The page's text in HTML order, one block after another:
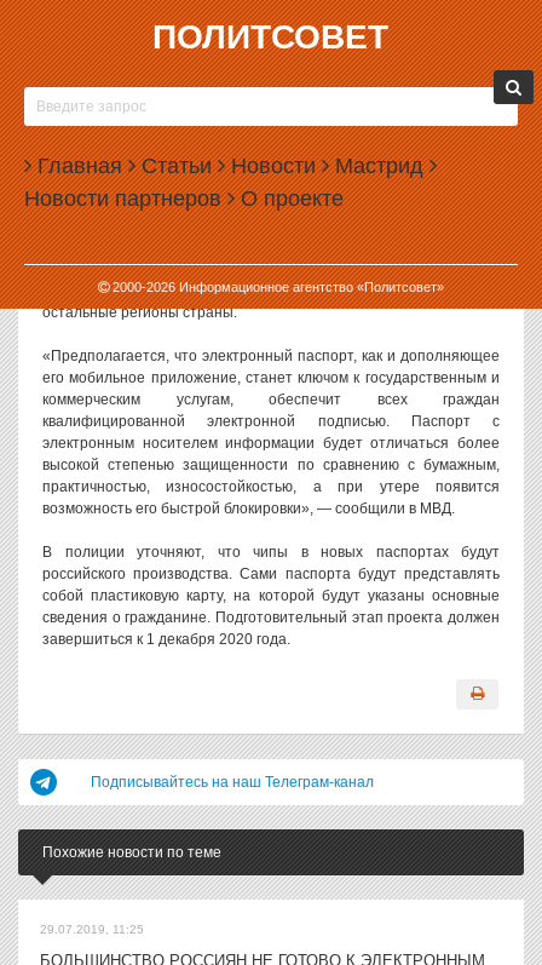
ПОЛИТСОВЕТ
Главная Статьи Новости Мастрид
Новости партнеров О проекте
2000-2026Информационное агентство «Политсовет»
27.11.2020, 14:20
ВЫДАЧА РОССИЯНАМ ЧИПИРОВАННЫХ
ПАСПОРТОВ НАЧНЕТСЯ С МОСКВЫ
МВД анонсировало переход на выдачу россиянам электронных
паспортов. Первыми такие паспорта получат жители Москвы.
Как сообщает пресс-служба МВД, министерство уже
договорилось о выдаче электронных паспортов с правительством
Москвы. Вслед за столицей практику распространят и на
остальные регионы страны.
«Предполагается, что электронный паспорт, как и дополняющее
его мобильное приложение, станет ключом к государственным и
коммерческим услугам, обеспечит всех граждан
квалифицированной электронной подписью. Паспорт с
электронным носителем информации будет отличаться более
высокой степенью защищенности по сравнению с бумажным,
практичностью, износостойкостью, а при утере появится
возможность его быстрой блокировки», — сообщили в МВД.
В полиции уточняют, что чипы в новых паспортах будут
российского производства. Сами паспорта будут представлять
собой пластиковую карту, на которой будут указаны основные
сведения о гражданине. Подготовительный этап проекта должен
завершиться к 1 декабря 2020 года.
Подписывайтесь на наш Телеграм-канал
Похожие новости по теме
29.07.2019, 11:25
БОЛЬШИНСТВО РОССИЯН НЕ ГОТОВО К ЭЛЕКТРОННЫМ